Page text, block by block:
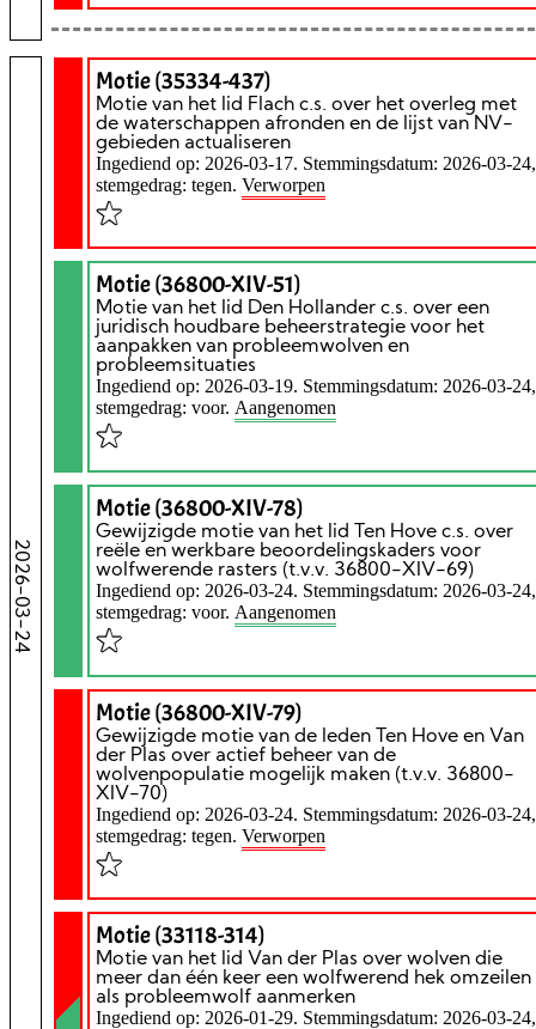
2026-03-24
Motie (35334-437)
Motie van het lid Flach c.s. over het overleg met
de waterschappen afronden en de lijst van NV-
gebieden actualiseren
Ingediend op: 2026-03-17. Stemmingsdatum: 2026-03-24,
stemgedrag: tegen. Verworpen
Motie (36800-XIV-51)
Motie van het lid Den Hollander c.s. over een
juridisch houdbare beheerstrategie voor het
aanpakken van probleemwolven en
probleemsituaties
Ingediend op: 2026-03-19. Stemmingsdatum: 2026-03-24,
stemgedrag: voor. Aangenomen
Motie (36800-XIV-78)
Gewijzigde motie van het lid Ten Hove c.s. over
reële en werkbare beoordelingskaders voor
wolfwerende rasters (t.v.v. 36800-XIV-69)
Ingediend op: 2026-03-24. Stemmingsdatum: 2026-03-24,
stemgedrag: voor. Aangenomen
Motie (36800-XIV-79)
Gewijzigde motie van de leden Ten Hove en Van
der Plas over actief beheer van de
wolvenpopulatie mogelijk maken (t.v.v. 36800-
XIV-70)
Ingediend op: 2026-03-24. Stemmingsdatum: 2026-03-24,
stemgedrag: tegen. Verworpen
Motie (33118-314)
Motie van het lid Van der Plas over wolven die
meer dan één keer een wolfwerend hek omzeilen
als probleemwolf aanmerken
Ingediend op: 2026-01-29. Stemmingsdatum: 2026-03-24,